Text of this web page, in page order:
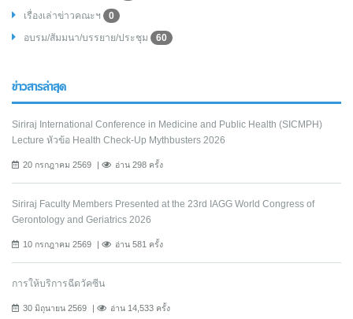
เรื่องเล่าข่าวคณะฯ
0
อบรม/สัมมนา/บรรยาย/ประชุม
60
ข่าวสารล่าสุด
Siriraj International Conference in Medicine and Public Health (SICMPH)
Lecture หัวข้อ Health Check-Up Mythbusters 2026
20 กรกฎาคม 2569 อ่าน 298 ครั้ง
Siriraj Faculty Members Presented at the 23rd IAGG World Congress of
Gerontology and Geriatrics 2026
10 กรกฎาคม 2569 อ่าน 581 ครั้ง
การให้บริการฉีดวัคซีน
30 มิถุนายน 2569 อ่าน 14,533 ครั้ง